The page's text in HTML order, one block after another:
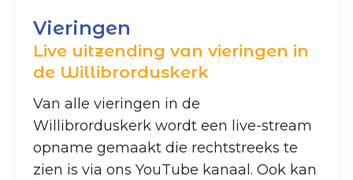
Vieringen
Live uitzending van vieringen in
de Willibrorduskerk
Van alle vieringen in de
Willibrorduskerk wordt een live-stream
opname gemaakt die rechtstreeks te
zien is via ons YouTube kanaal. Ook kan